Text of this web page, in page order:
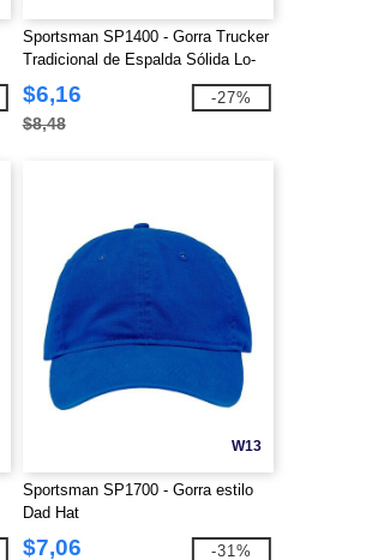
Sportsman SP1400 - Gorra Trucker
Tradicional de Espalda Sólida Lo-
Pro
$6,16
$8,48
-27%
W13
Sportsman SP1700 - Gorra estilo
Dad Hat
$7,06 -31%